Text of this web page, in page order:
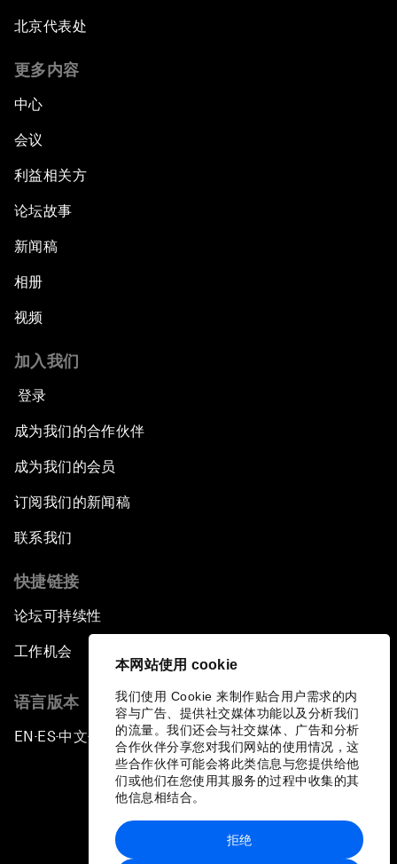
本网站使用 cookie
我们使用 Cookie 来制作贴合用户需求的内
容与广告、提供社交媒体功能以及分析我们
的流量。我们还会与社交媒体、广告和分析
合作伙伴分享您对我们网站的使用情况，这
些合作伙伴可能会将此类信息与您提供给他
们或他们在您使用其服务的过程中收集的其
他信息相结合。
拒绝
北京代表处
更多内容
中心
会议
利益相关方
论坛故事
新闻稿
相册
视频
加入我们
登录
成为我们的合作伙伴
成为我们的会员
订阅我们的新闻稿
联系我们
快捷链接
论坛可持续性
工作机会
语言版本
EN ▪ES▪中文▪ 日本語